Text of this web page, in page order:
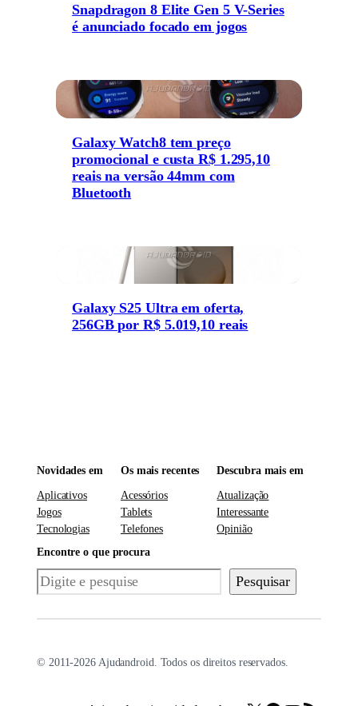
Snapdragon 8 Elite Gen 5 V-Series
é anunciado focado em jogos
Galaxy Watch8 tem preço
promocional e custa R$ 1.295,10
reais na versão 44mm com
Bluetooth
Galaxy S25 Ultra em oferta,
256GB por R$ 5.019,10 reais
Novidades em
Aplicativos
Jogos
Tecnologias
Os mais recentes
Acessórios
Tablets
Telefones
Descubra mais em
Atualização
Interessante
Opinião
Encontre o que procura
Pesquisar Pesquisar
© 2011-2026 Ajudandroid. Todos os direitos reservados.